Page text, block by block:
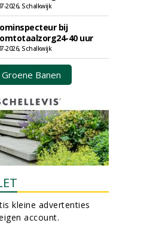
2026, Schalkwijk
bij
40 uur
2026, Schalkwijk
Banen
kleine advertenties
account.